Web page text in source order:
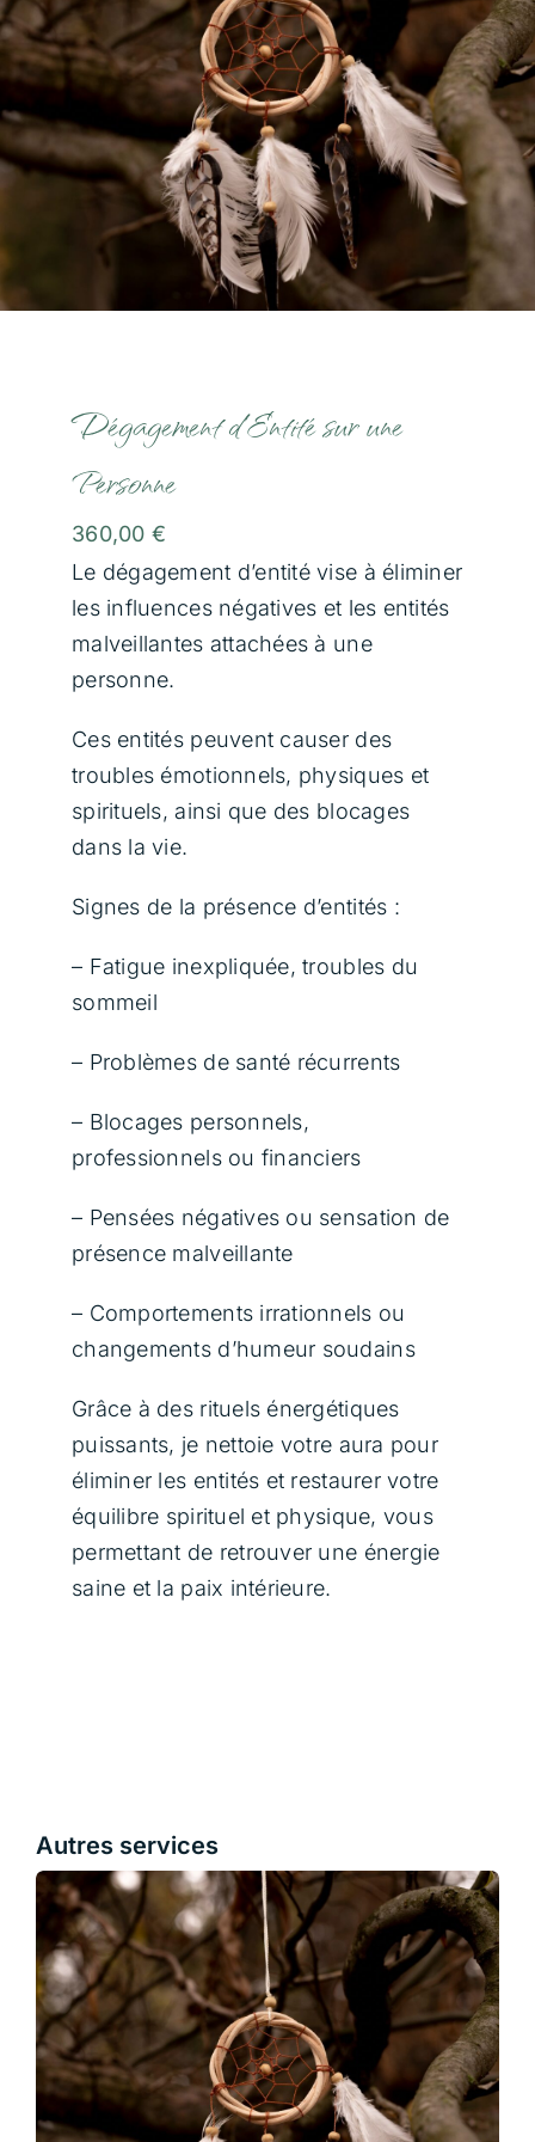
Communication Animale
Soins Magnétisme
Soins Lithothérapie
Rituels
Boutique
Contact
Panier
Dégagement d’Entité sur une
Personne
360,00 €
Le dégagement d’entité vise à éliminer
les influences négatives et les entités
malveillantes attachées à une
personne.
Ces entités peuvent causer des
troubles émotionnels, physiques et
spirituels, ainsi que des blocages
dans la vie.
Signes de la présence d’entités :
– Fatigue inexpliquée, troubles du
sommeil
– Problèmes de santé récurrents
– Blocages personnels,
professionnels ou financiers
– Pensées négatives ou sensation de
présence malveillante
– Comportements irrationnels ou
changements d’humeur soudains
Grâce à des rituels énergétiques
puissants, je nettoie votre aura pour
éliminer les entités et restaurer votre
équilibre spirituel et physique, vous
permettant de retrouver une énergie
saine et la paix intérieure.
Autres services